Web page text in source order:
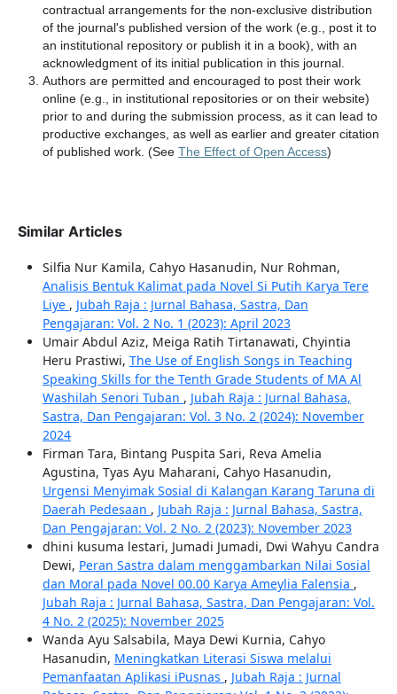
contractual arrangements for the non-exclusive distribution
of the journal's published version of the work (e.g., post it to
an institutional repository or publish it in a book), with an
acknowledgment of its initial publication in this journal.
Authors are permitted and encouraged to post their work
online (e.g., in institutional repositories or on their website)
prior to and during the submission process, as it can lead to
productive exchanges, as well as earlier and greater citation
of published work. (See The Effect of Open Access)
Similar Articles
Silfia Nur Kamila, Cahyo Hasanudin, Nur Rohman,
Analisis Bentuk Kalimat pada Novel Si Putih Karya Tere
Liye , Jubah Raja : Jurnal Bahasa, Sastra, Dan
Pengajaran: Vol. 2 No. 1 (2023): April 2023
Umair Abdul Aziz, Meiga Ratih Tirtanawati, Chyintia
Heru Prastiwi, The Use of English Songs in Teaching
Speaking Skills for the Tenth Grade Students of MA Al
Washilah Senori Tuban , Jubah Raja : Jurnal Bahasa,
Sastra, Dan Pengajaran: Vol. 3 No. 2 (2024): November
2024
Firman Tara, Bintang Puspita Sari, Reva Amelia
Agustina, Tyas Ayu Maharani, Cahyo Hasanudin,
Urgensi Menyimak Sosial di Kalangan Karang Taruna di
Daerah Pedesaan , Jubah Raja : Jurnal Bahasa, Sastra,
Dan Pengajaran: Vol. 2 No. 2 (2023): November 2023
dhini kusuma lestari, Jumadi Jumadi, Dwi Wahyu Candra
Dewi, Peran Sastra dalam menggambarkan Nilai Sosial
dan Moral pada Novel 00.00 Karya Ameylia Falensia ,
Jubah Raja : Jurnal Bahasa, Sastra, Dan Pengajaran: Vol.
4 No. 2 (2025): November 2025
Wanda Ayu Salsabila, Maya Dewi Kurnia, Cahyo
Hasanudin, Meningkatkan Literasi Siswa melalui
Pemanfaatan Aplikasi iPusnas , Jubah Raja : Jurnal